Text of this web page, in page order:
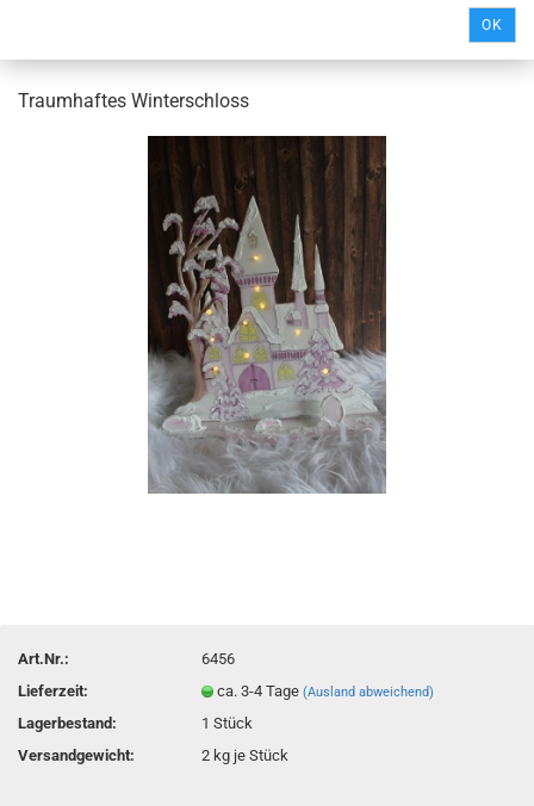
OK
Traumhaftes Winterschloss
Art.Nr.:
6456
Lieferzeit:
ca. 3-4 Tage(Ausland abweichend)
Lagerbestand: 1Stück
Versandgewicht:
2 kg je Stück